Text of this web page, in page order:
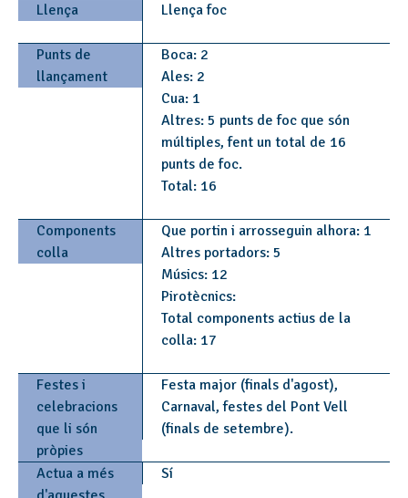
Llença
Llença foc
Punts de
llançament
Boca: 2
Ales: 2
Cua: 1
Altres: 5 punts de foc que són
múltiples, fent un total de 16
punts de foc.
Total: 16
Components
colla
Que portin i arrosseguin alhora: 1
Altres portadors: 5
Músics: 12
Pirotècnics:
Total components actius de la
colla: 17
Festes i
celebracions
que li són
pròpies
Festa major (finals d'agost),
Carnaval, festes del Pont Vell
(finals de setembre).
Actua a més
Sí